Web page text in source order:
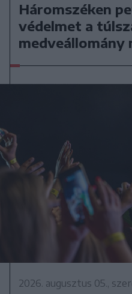
Háromszéken
védelmet a
medveállomány
2026. augusztus 05.,